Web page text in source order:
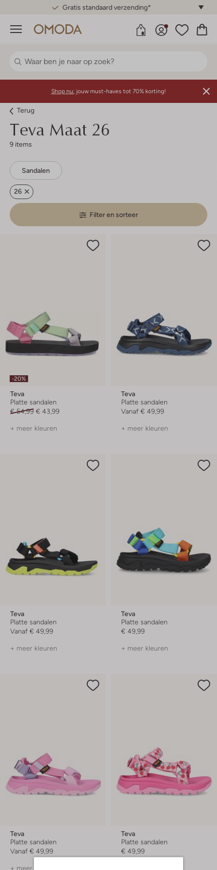
Gratis standaard verzending*
Menu
Shop nu: jouw must-haves tot 70% korting!
Terug
Teva Maat 26
9 items
Sandalen
26
Filter en sorteer
-20%
Teva
Platte sandalen
€ 54,99 € 43,99
+ meer kleuren
Teva
Platte sandalen
Vanaf € 49,99
+ meer kleuren
Teva
Platte sandalen
Vanaf € 49,99
+ meer kleuren
Teva
Platte sandalen
€ 49,99
+ meer kleuren
Teva
Platte sandalen
Vanaf € 49,99
+ meer kleuren
Teva
Platte sandalen
€ 49,99